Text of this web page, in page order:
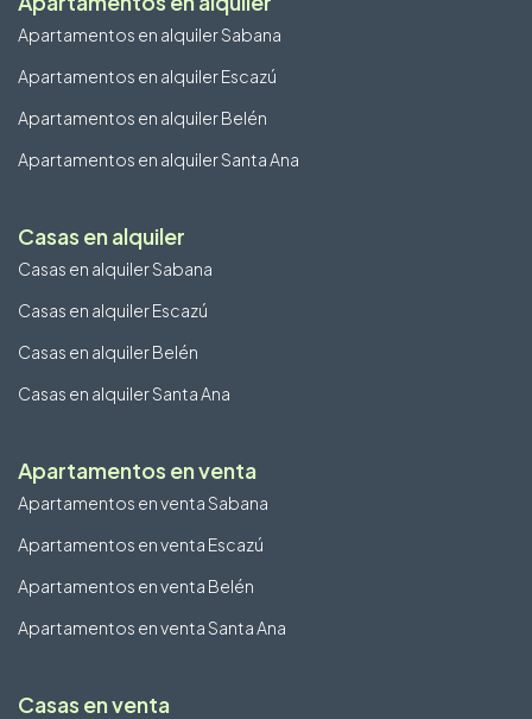
Apartamentos en alquiler Sabana
Apartamentos en alquiler Escazú
Apartamentos en alquiler Belén
Apartamentos en alquiler Santa Ana
Casas en alquiler
Casas en alquiler Sabana
Casas en alquiler Escazú
Casas en alquiler Belén
Casas en alquiler Santa Ana
Apartamentos en venta
Apartamentos en venta Sabana
Apartamentos en venta Escazú
Apartamentos en venta Belén
Apartamentos en venta Santa Ana
Casas en venta